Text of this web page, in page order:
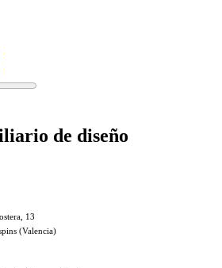
de diseño
13
(Valencia)